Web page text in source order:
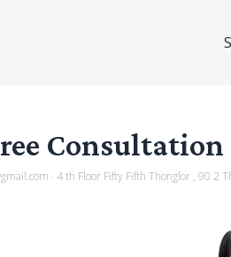
Consultation
· 4 th Floor Fifty Fifth Thonglor , 90 2